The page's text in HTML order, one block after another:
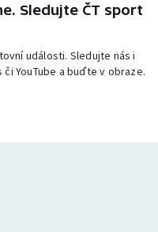
Sledujte ČT sport
události. Sledujte nás i
YouTube a buďte v obraze.